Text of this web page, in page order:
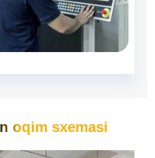
oqim sxemasi